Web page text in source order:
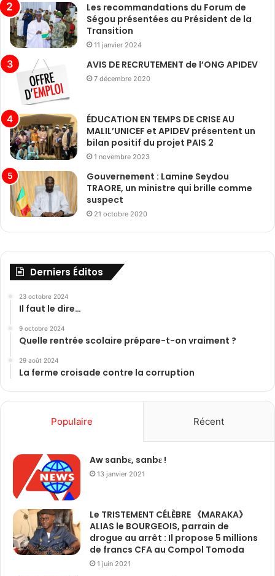
Les recommandations du Forum de
Ségou présentées au Président de la
Transition
11 janvier 2024
AVIS DE RECRUTEMENT de l’ONG APIDEV
7 décembre 2020
ÉDUCATION EN TEMPS DE CRISE AU
MALIL’UNICEF et APIDEV présentent un
bilan positif du projet PAIS 2
1 novembre 2023
Gouvernement : Lamine Seydou
TRAORE, un ministre qui brille comme
suspect
21 octobre 2020
Derniers Éditos
23 octobre 2024
Il faut le dire…
9 octobre 2024
Quelle rentrée scolaire prépare-t-on vraiment ?
29 août 2024
La ferme croisade contre la corruption
Populaire Récent
Aw sanbɛ, sanbɛ !
13 janvier 2021
Le TRISTEMENT CÉLÈBRE 《MARAKA》
ALIAS le BOURGEOIS, parrain de
drogue au arrêt : Il propose 5 millions
de francs CFA au Compol Tomoda
1 juin 2021